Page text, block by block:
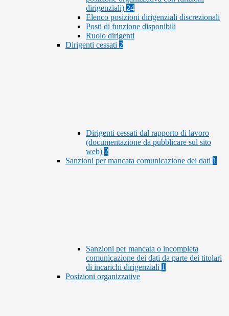
dirigenziali) 24
Elenco posizioni dirigenziali discrezionali
Posti di funzione disponibili
Ruolo dirigenti
Dirigenti cessati 2
Dirigenti cessati dal rapporto di lavoro
(documentazione da pubblicare sul sito
web) 2
Sanzioni per mancata comunicazione dei dati 1
Sanzioni per mancata o incompleta
comunicazione dei dati da parte dei titolari
di incarichi dirigenziali 1
Posizioni organizzative